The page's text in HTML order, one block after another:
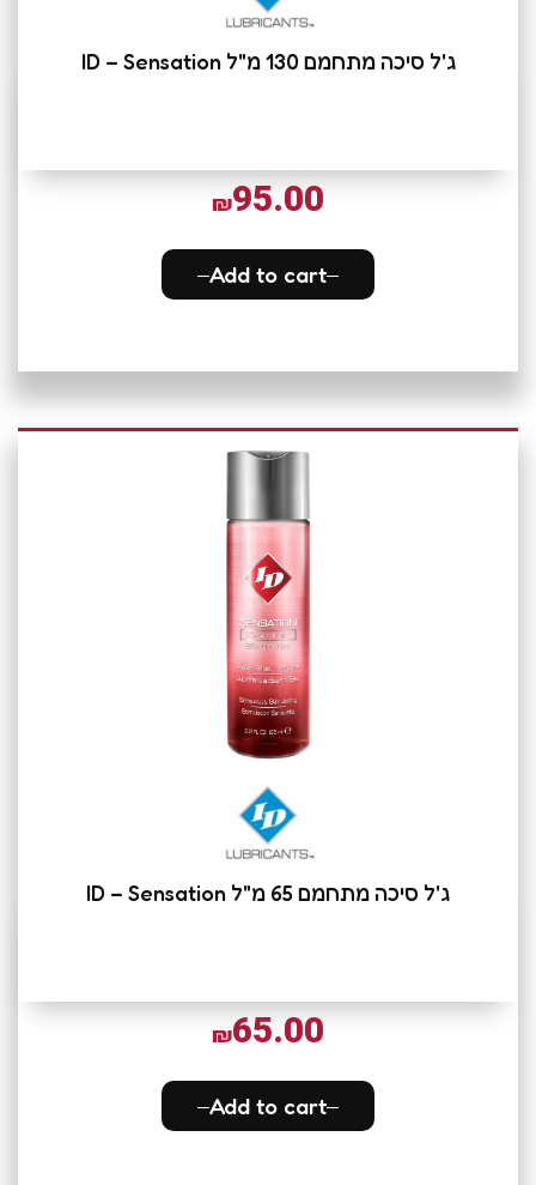
ג'ל סיכה מתחמם 130 מ"ל ID – Sensation
₪95.00
Add to cart
ג'ל סיכה מתחמם 65 מ"ל ID – Sensation
₪65.00
Add to cart